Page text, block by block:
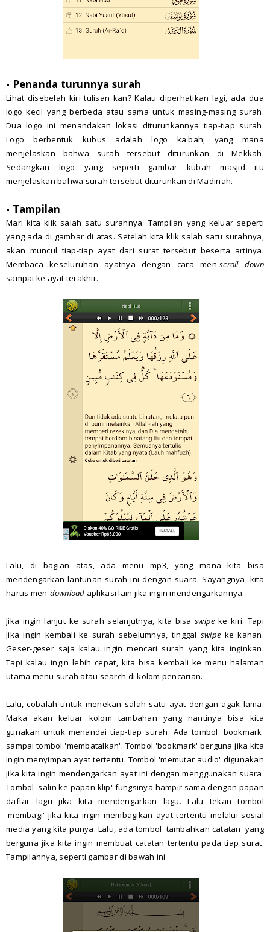
- Penanda turunnya surah
Lihat disebelah kiri tulisan kan? Kalau diperhatikan lagi, ada dua
logo kecil yang berbeda atau sama untuk masing-masing surah.
Dua logo ini menandakan lokasi diturunkannya tiap-tiap surah.
Logo berbentuk kubus adalah logo ka'bah, yang mana
menjelaskan bahwa surah tersebut diturunkan di Mekkah.
Sedangkan logo yang seperti gambar kubah masjid itu
menjelaskan bahwa surah tersebut diturunkan di Madinah.
- Tampilan
Mari kita klik salah satu surahnya. Tampilan yang keluar seperti
yang ada di gambar di atas. Setelah kita klik salah satu surahnya,
akan muncul tiap-tiap ayat dari surat tersebut beserta artinya.
Membaca keseluruhan ayatnya dengan cara men-scroll down
sampai ke ayat terakhir.
Lalu, di bagian atas, ada menu mp3, yang mana kita bisa
mendengarkan lantunan surah ini dengan suara. Sayangnya, kita
harus men-download aplikasi lain jika ingin mendengarkannya.
Jika ingin lanjut ke surah selanjutnya, kita bisaswipe ke kiri. Tapi
jika ingin kembali ke surah sebelumnya, tinggal swipe ke kanan.
Geser-geser saja kalau ingin mencari surah yang kita inginkan.
Tapi kalau ingin lebih cepat, kita bisa kembali ke menu halaman
utama menu surah atau search di kolom pencarian.
Lalu, cobalah untuk menekan salah satu ayat dengan agak lama.
Maka akan keluar kolom tambahan yang nantinya bisa kita
gunakan untuk menandai tiap-tiap surah. Ada tombol 'bookmark'
sampai tombol 'membatalkan'. Tombol 'bookmark' berguna jika kita
ingin menyimpan ayat tertentu. Tombol 'memutar audio' digunakan
jika kita ingin mendengarkan ayat ini dengan menggunakan suara.
Tombol 'salin ke papan klip' fungsinya hampir sama dengan papan
daftar lagu jika kita mendengarkan lagu. Lalu tekan tombol
'membagi' jika kita ingin membagikan ayat tertentu melalui sosial
media yang kita punya. Lalu, ada tombol 'tambahkan catatan' yang
berguna jika kita ingin membuat catatan tertentu pada tiap surat.
Tampilannya, seperti gambar di bawah ini